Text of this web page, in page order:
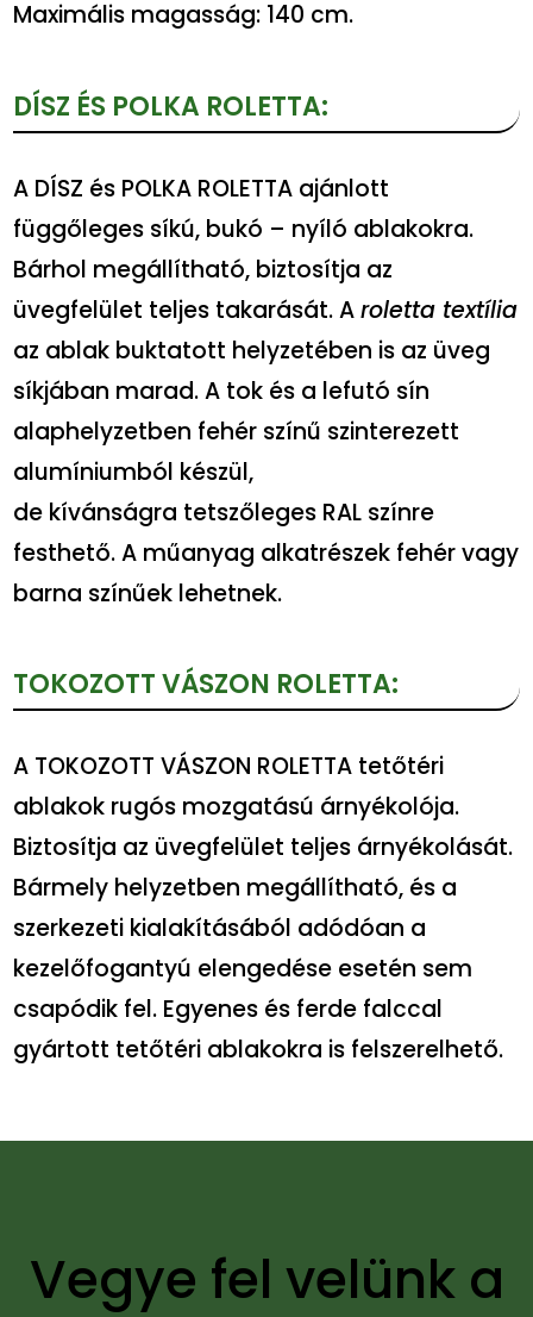
Maximális magasság: 140 cm.
DÍSZ ÉS POLKA ROLETTA:
A DÍSZ és POLKA ROLETTA ajánlott
függőleges síkú, bukó – nyíló ablakokra.
Bárhol megállítható, biztosítja az
üvegfelület teljes takarását. Aroletta textília
az ablak buktatott helyzetében is az üveg
síkjában marad. A tok és a lefutó sín
alaphelyzetben fehér színű szinterezett
alumíniumból készül,
de kívánságra tetszőleges RAL színre
festhető. A műanyag alkatrészek fehér vagy
barna színűek lehetnek.
TOKOZOTT VÁSZON ROLETTA:
A TOKOZOTT VÁSZON ROLETTA tetőtéri
ablakok rugós mozgatású árnyékolója.
Biztosítja az üvegfelület teljes árnyékolását.
Bármely helyzetben megállítható, és a
szerkezeti kialakításából adódóan a
kezelőfogantyú elengedése esetén sem
csapódik fel. Egyenes és ferde falccal
gyártott tetőtéri ablakokra is felszerelhető.
Vegye fel velünk a